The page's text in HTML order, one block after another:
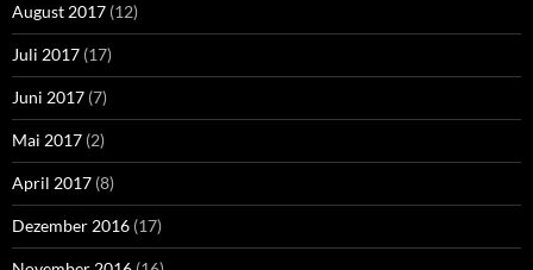
August 2017 (12)
Juli 2017 (17)
Juni 2017 (7)
Mai 2017 (2)
April 2017 (8)
Dezember 2016 (17)